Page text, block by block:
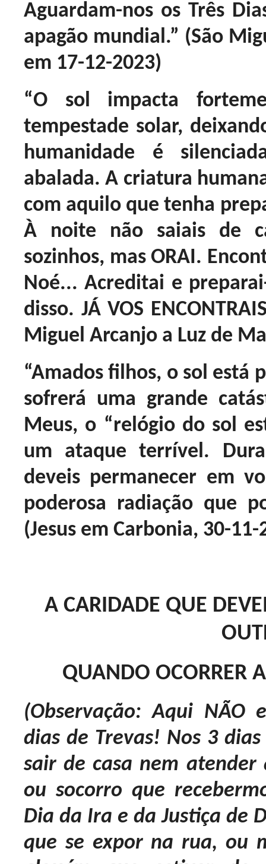
Aguardam-nos os Três
apagão mundial.” (São
em 17-12-2023)
“O sol impacta
tempestade solar,
humanidade é
abalada. A criatura
com aquilo que tenha
À noite não saiais de
sozinhos, mas ORAI.
Noé... Acreditai e
disso. JÁ VOS
Miguel Arcanjo a Luz de
“Amados filhos, o sol está
sofrerá uma grande
Meus, o “relógio do sol
um ataque terrível.
deveis permanecer em
poderosa radiação que
(Jesus em Carbonia, 30-11-
A CARIDADE QUE
QUANDO OCORRER
(Observação: Aqui NÃO
dias de Trevas! Nos 3
sair de casa nem
ou socorro que
Dia da Ira e da Justiça de
que se expor na rua, ou